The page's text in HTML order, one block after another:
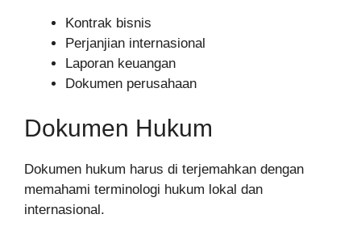
Kontrak bisnis
Perjanjian internasional
Laporan keuangan
Dokumen perusahaan
Dokumen Hukum
Dokumen hukum harus di terjemahkan dengan
memahami terminologi hukum lokal dan
internasional.